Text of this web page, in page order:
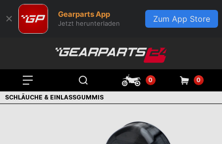
✕ Gearparts App
Jetzt herunterladen Zum App Store
0 0
SCHLÄUCHE & EINLASSGUMMIS